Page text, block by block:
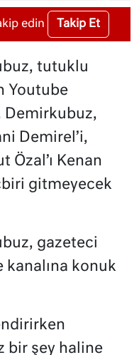
edin Takip Et
tutuklu
Youtube
Demirkubuz,
Demirel’i,
Özal’ı Kenan
gitmeyecek
gazeteci
kanalına konuk
bir şey haline